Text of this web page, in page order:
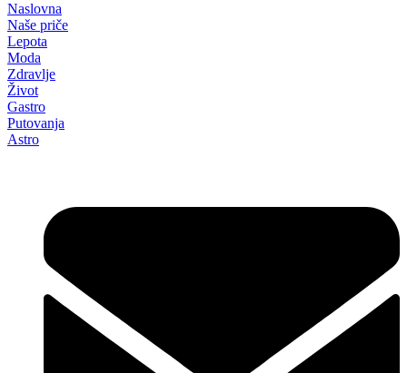
Naslovna
Naše priče
Lepota
Moda
Zdravlje
Život
Gastro
Putovanja
Astro